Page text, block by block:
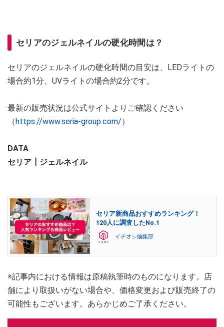
セリアのジェルネイルの硬化時間は？
セリアのジェルネイルの硬化時間の目安は、LEDライトの
場合約1分、UVライトの場合約2分です。
最新の販売状況は公式サイトよりご確認ください
（https://www.seria-group.com/）
DATA
セリア┃ジェルネイル
セリア新商品おすすめランキング！
120人に調査したNo.1
イチオシ編集部
※記事内における情報は原稿執筆時のものになります。店
舗により取扱いがない場合や、価格変更および販売終了の
可能性もございます。あらかじめご了承ください。